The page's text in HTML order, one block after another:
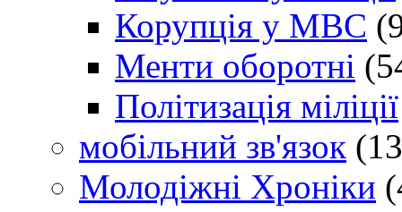
Корупція у МВС
Менти оборотні
Політизація міліції
мобільний зв'язок
Молодіжні Хроніки